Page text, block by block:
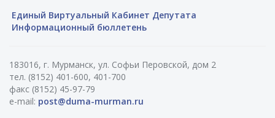
Единый Виртуальный Кабинет Депутата
Информационный бюллетень
183016, г. Мурманск, ул. Софьи Перовской, дом 2
тел. (8152) 401-600, 401-700
факс (8152) 45-97-79
e-mail: post@duma-murman.ru